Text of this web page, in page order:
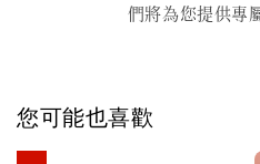
們將為您提供專
您可能也喜歡